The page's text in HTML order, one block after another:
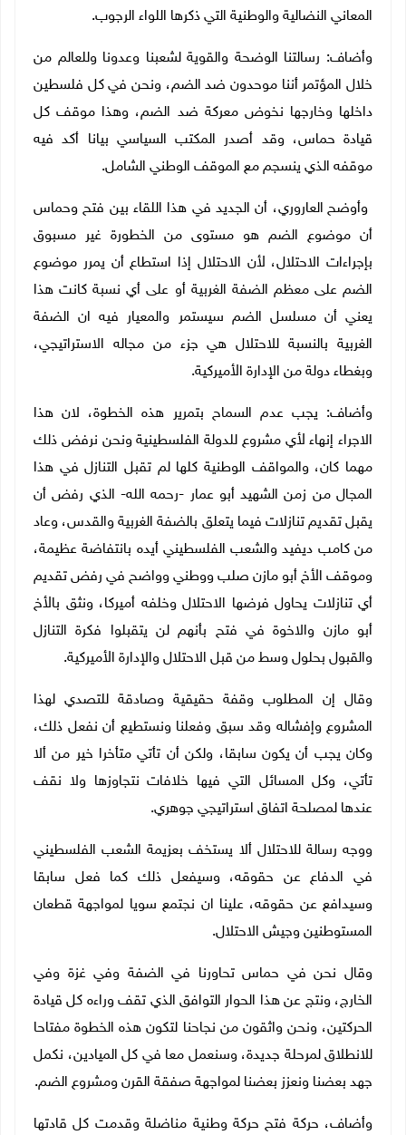
المعاني النضالية والوطنية التي ذكرها اللواء الرجوب.
وأضاف: رسالتنا الوضحة والقوية لشعبنا وعدونا وللعالم من
خلال المؤتمر أننا موحدون ضد الضم، ونحن في كل فلسطين
داخلها وخارجها نخوض معركة ضد الضم، وهذا موقف كل
قيادة حماس، وقد أصدر المكتب السياسي بيانا أكد فيه
موقفه الذي ينسجم مع الموقف الوطني الشامل.
وأوضح العاروري، أن الجديد في هذا اللقاء بين فتح وحماس
أن موضوع الضم هو مستوى من الخطورة غير مسبوق
بإجراءات الاحتلال، لأن الاحتلال إذا استطاع أن يمرر موضوع
الضم على معظم الضفة الغربية أو على أي نسبة كانت هذا
يعني أن مسلسل الضم سيستمر والمعيار فيه ان الضفة
الغربية بالنسبة للاحتلال هي جزء من مجاله الاستراتيجي،
وبغطاء دولة من الإدارة الأميركية.
وأضاف: يجب عدم السماح بتمرير هذه الخطوة، لان هذا
الاجراء إنهاء لأي مشروع للدولة الفلسطينية ونحن نرفض ذلك
مهما كان، والمواقف الوطنية كلها لم تقبل التنازل في هذا
المجال من زمن الشهيد أبو عمار -رحمه الله- الذي رفض أن
يقبل تقديم تنازلات فيما يتعلق بالضفة الغربية والقدس، وعاد
من كامب ديفيد والشعب الفلسطيني أيده بانتفاضة عظيمة،
وموقف الأخ أبو مازن صلب ووطني وواضح في رفض تقديم
أي تنازلات يحاول فرضها الاحتلال وخلفه أميركا، ونثق بالأخ
أبو مازن والاخوة في فتح بأنهم لن يتقبلوا فكرة التنازل
والقبول بحلول وسط من قبل الاحتلال والإدارة الأميركية.
وقال إن المطلوب وقفة حقيقية وصادقة للتصدي لهذا
المشروع وإفشاله وقد سبق وفعلنا ونستطيع أن نفعل ذلك،
وكان يجب أن يكون سابقا، ولكن أن تأتي متأخرا خير من ألا
تأتي، وكل المسائل التي فيها خلافات نتجاوزها ولا نقف
عندها لمصلحة اتفاق استراتيجي جوهري.
ووجه رسالة للاحتلال ألا يستخف بعزيمة الشعب الفلسطيني
في الدفاع عن حقوقه، وسيفعل ذلك كما فعل سابقا
وسيدافع عن حقوقه، علينا ان نجتمع سويا لمواجهة قطعان
المستوطنين وجيش الاحتلال.
وقال نحن في حماس تحاورنا في الضفة وفي غزة وفي
الخارج، ونتج عن هذا الحوار التوافق الذي تقف وراءه كل قيادة
الحركتين، ونحن واثقون من نجاحنا لتكون هذه الخطوة مفتاحا
للانطلاق لمرحلة جديدة، وسنعمل معا في كل الميادين، نكمل
جهد بعضنا ونعزز بعضنا لمواجهة صفقة القرن ومشروع الضم.
وأضاف، حركة فتح حركة وطنية مناضلة وقدمت كل قادتها